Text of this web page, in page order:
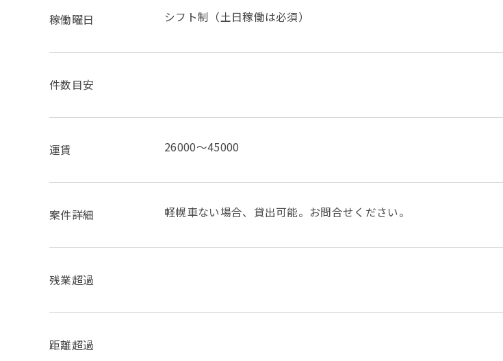
稼働曜日 シフト制（土日稼働は必須）
件数目安
運賃 26000～45000
案件詳細 軽幌車ない場合、貸出可能。お問合せください。
残業超過
距離超過